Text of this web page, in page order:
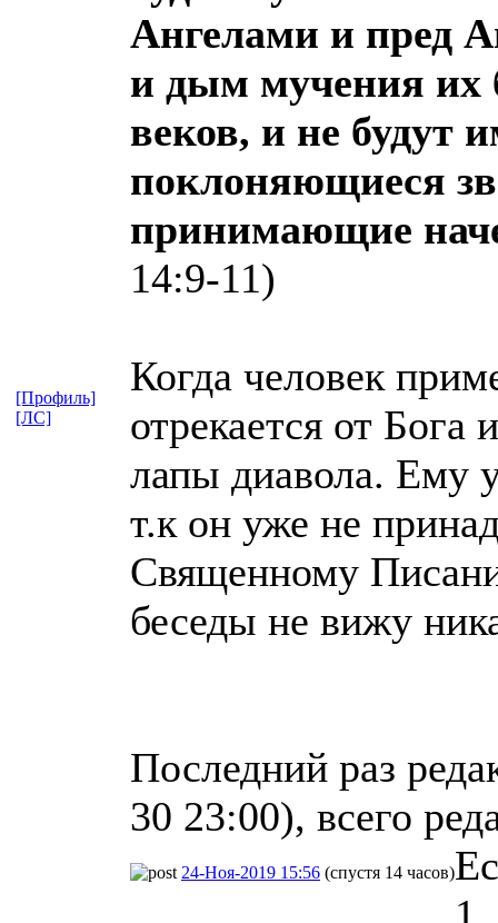
Ангелами и пред
и дым мучения их
веков, и не будут
поклоняющиеся
принимающие
14:9-11)
Когда человек
отрекается от Бога
лапы диавола. Ему
т.к он уже не
Священному
беседы не вижу
Последний раз
30 23:00), всего
[Профиль]
[ЛС]
24-Ноя-2019 15:56 (спустя 14 часов)